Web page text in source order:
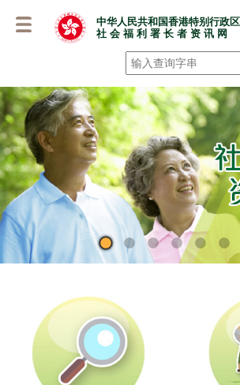
容
中华人民共和国香港特别行政
社 会 福 利 署 长 者 资 讯 网
搜寻 *
社署长者资讯网